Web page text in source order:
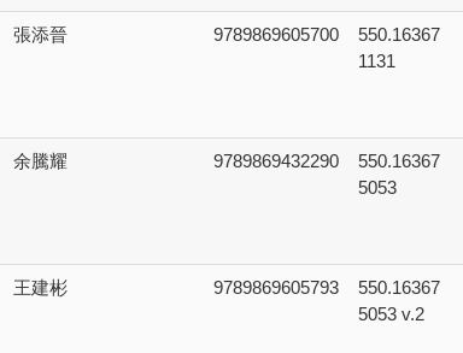
張添晉 9789869605700
550.16367
1131
余騰耀 9789869432290
550.16367
5053
王建彬 9789869605793
550.16367
5053 v.2